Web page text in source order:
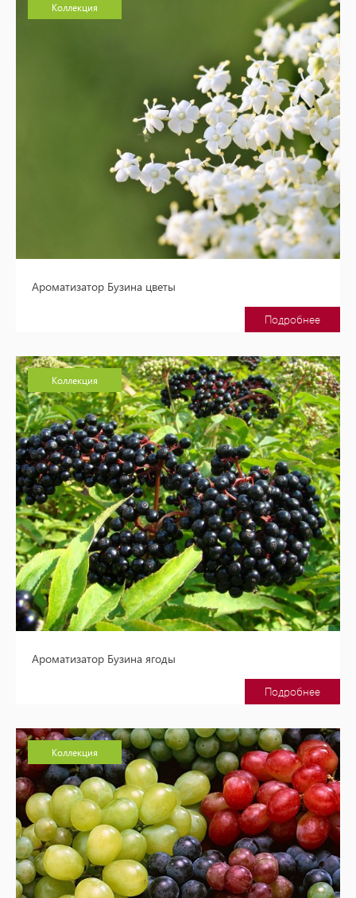
Коллекция
Ароматизатор Бузина цветы
Подробнее
Коллекция
Ароматизатор Бузина ягоды
Подробнее
Коллекция